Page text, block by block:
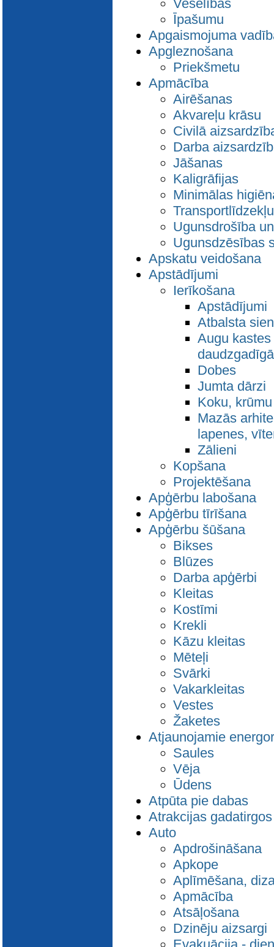
Veselības
Īpašumu
Apgaismojuma
Apgleznošana
Priekšmetu
Apmācība
Airēšanas
Akvareļu krāsu
Civilā
Darba
Jāšanas
Kaligrāfijas
Minimālas
Ugunsdrošība
Ugunsdzēsības
Apskatu veidošana
Apstādījumi
Ierīkošana
Apstādījumi
Atbalsta
Augu
Dobes
Jumta dārzi
Koku,
Mazās
lapenes,
Zālieni
Kopšana
Projektēšana
Apģērbu labošana
Apģērbu tīrīšana
Apģērbu šūšana
Bikses
Blūzes
Darba apģērbi
Kleitas
Kostīmi
Krekli
Kāzu kleitas
Mēteļi
Svārki
Vakarkleitas
Vestes
Žaketes
Atjaunojamie
Saules
Vēja
Ūdens
Atpūta pie dabas
Atrakcijas gadatirgos
Auto
Apdrošināšana
Apkope
Aplīmēšana,
Apmācība
Atsāļošana
Dzinēju aizsargi